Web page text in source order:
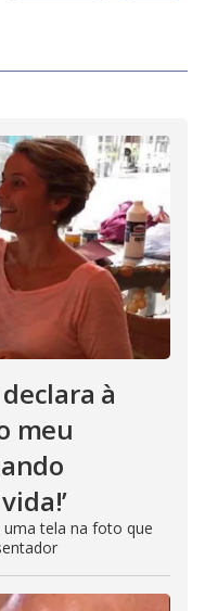
à
meu
uma tela na foto que